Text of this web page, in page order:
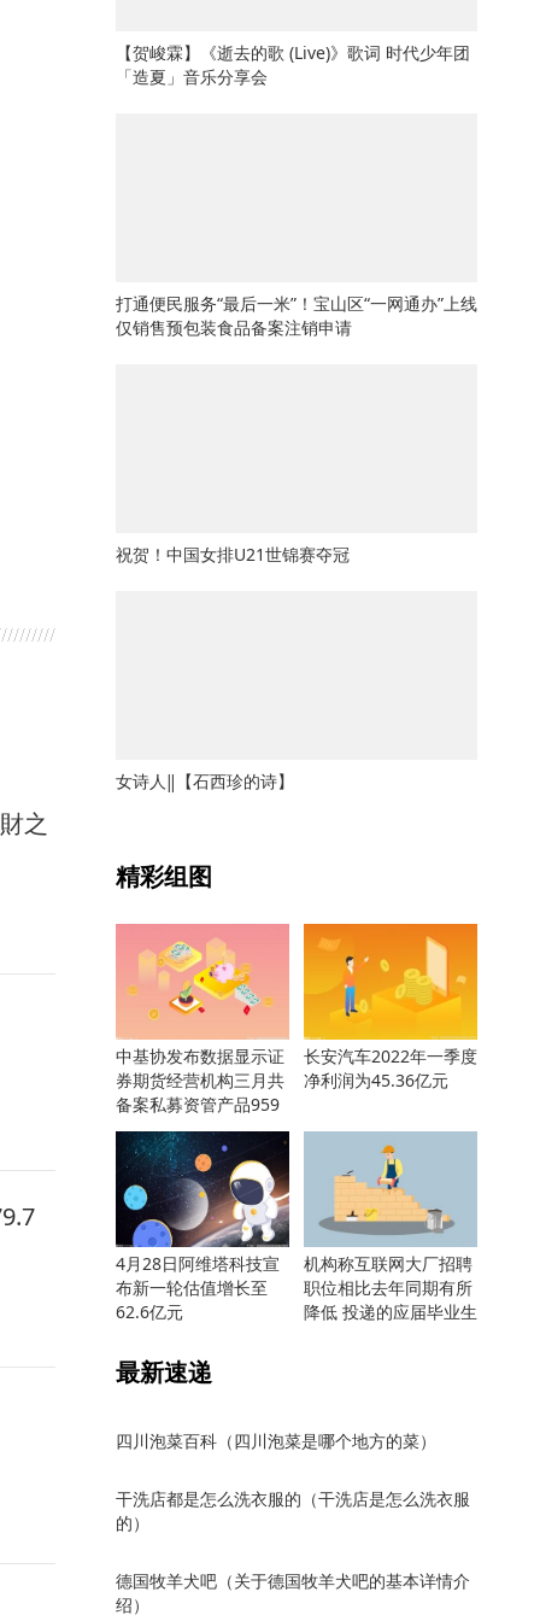
之
【贺峻霖】《逝去的歌 (Live)》歌词 时代少年团
「造夏」音乐分享会
打通便民服务“最后一米”！宝山区“一网通办”上线
仅销售预包装食品备案注销申请
祝贺！中国女排U21世锦赛夺冠
女诗人‖【石西珍的诗】
精彩组图
中基协发布数据显示证
券期货经营机构三月共
备案私募资管产品959
只
长安汽车2022年一季度
净利润为45.36亿元
4月28日阿维塔科技宣
布新一轮估值增长至
62.6亿元
机构称互联网大厂招聘
职位相比去年同期有所
降低 投递的应届毕业生
最新速递
四川泡菜百科（四川泡菜是哪个地方的菜）
干洗店都是怎么洗衣服的（干洗店是怎么洗衣服
的）
德国牧羊犬吧（关于德国牧羊犬吧的基本详情介
绍）